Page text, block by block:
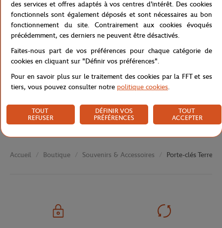
Caractéristiques
Livraison et retours
Accueil Boutique Souvenirs & Accessoires Porte-clés Terre
des services et offres adaptés à vos centres d'intérêt. Des cookies
fonctionnels sont également déposés et sont nécessaires au bon
fonctionnement du site. Contrairement aux cookies évoqués
précédemment, ces derniers ne peuvent être désactivés.
Faites-nous part de vos préférences pour chaque catégorie de
cookies en cliquant sur "Définir vos préférences".
Pour en savoir plus sur le traitement des cookies par la FFT et ses
tiers, vous pouvez consulter notre politique cookies.
TOUT
REFUSER
DÉFINIR VOS
PRÉFÉRENCES
TOUT
ACCEPTER